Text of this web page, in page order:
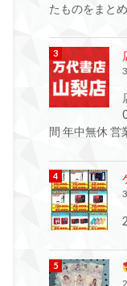
たものをまと
間 年中無休 営